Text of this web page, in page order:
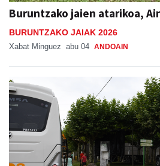
Buruntzako jaien atarikoa,
BURUNTZAKO JAIAK 2026
Xabat Minguez abu 04 ANDOAIN